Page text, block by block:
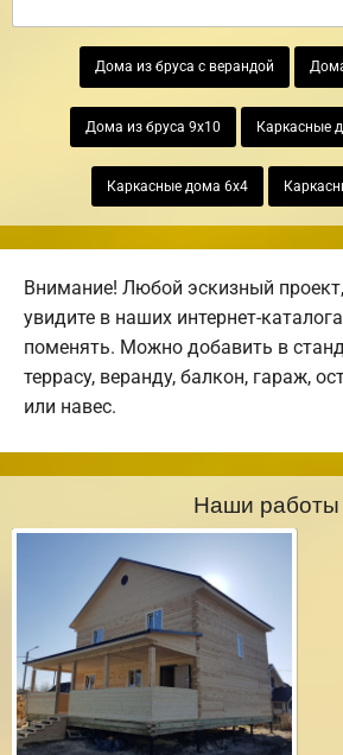
Дома из бруса с верандой
Дома из бруса 9х10 Каркасные
Каркасные дома 6х4
Внимание! Любой эскизный
увидите в наших интернет-
поменять. Можно добавить в
террасу, веранду, балкон, гараж,
или навес.
Наши работы